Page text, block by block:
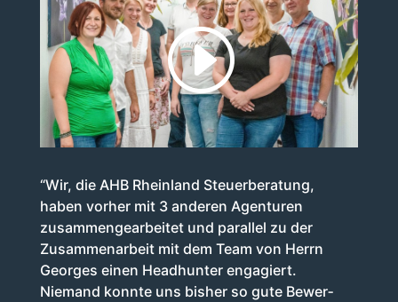
“Wir, die AHB Rheinland Steuer­be­ra­tung,
haben vorher mit 3 anderen Agenturen
zusammen­gearbeitet und parallel zu der
Zusammenarbeit mit dem Team von Herrn
Georges einen Headhunter engagiert.
Niemand konnte uns bisher so gute Be­wer­